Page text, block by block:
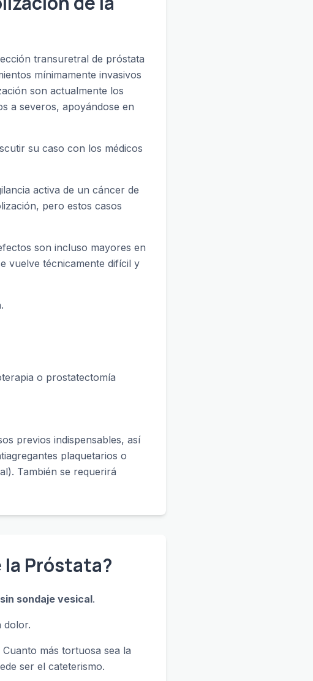
transuretral de próstata
mínimamente invasivos
son actualmente los
a severos, apoyándose en
su caso con los médicos
activa de un cáncer de
pero estos casos
son incluso mayores en
vuelve técnicamente difícil y
o prostatectomía
previos indispensables, así
plaquetarios o
También se requerirá
la Próstata?
sin sondaje vesical.
dolor.
más tortuosa sea la
ser el cateterismo.